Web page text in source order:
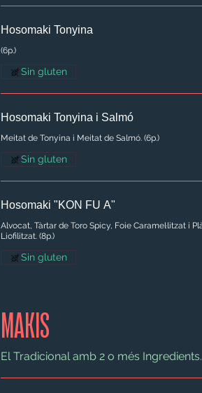
Hosomaki Tonyina
(6p.)
Sin gluten
Hosomaki Tonyina i Salmó
Meitat de Tonyina i Meitat de Salmó. (6p.)
Sin gluten
Hosomaki "KON FU A"
Alvocat, Tàrtar de Toro Spicy, Foie Caramel·litzat i Plàtan
Liofilitzat. (8p.)
Sin gluten
MAKIS
El Tradicional amb 2 o més Ingredients.